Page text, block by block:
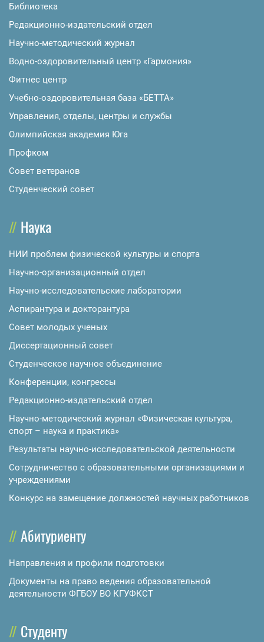
Библиотека
Редакционно-издательский отдел
Научно-методический журнал
Водно-оздоровительный центр «Гармония»
Фитнес центр
Учебно-оздоровительная база «БЕТТА»
Управления, отделы, центры и службы
Олимпийская академия Юга
Профком
Совет ветеранов
Студенческий совет
Наука
НИИ проблем физической культуры и спорта
Научно-организационный отдел
Научно-исследовательские лаборатории
Аспирантура и докторантура
Совет молодых ученых
Диссертационный совет
Студенческое научное объединение
Конференции, конгрессы
Редакционно-издательский отдел
Научно-методический журнал «Физическая культура,
спорт – наука и практика»
Результаты научно-исследовательской деятельности
Сотрудничество с образовательными организациями и
учреждениями
Конкурс на замещение должностей научных работников
Абитуриенту
Направления и профили подготовки
Документы на право ведения образовательной
деятельности ФГБОУ ВО КГУФКСТ
Студенту